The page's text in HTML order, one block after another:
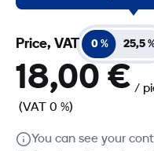
Price, VAT 0 % 25,5
18,00 € /
(VAT 0 %)
You can see your